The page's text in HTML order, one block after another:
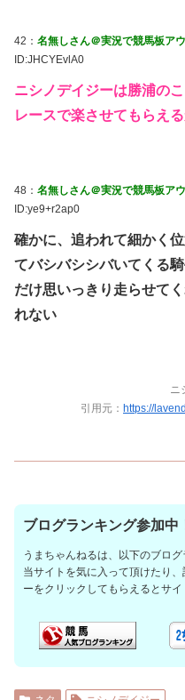
42： 名無しさん＠実況で競馬板ア
ID:JHCYEvlA0
ニシノデイジーは勝浦の
レースで楽させてもらえる
48： 名無しさん＠実況で競馬板ア
ID:ye9+r2ap0
確かに、追われて細かく
てバシバシシバいてくる
だけ思いっきり走らせて
れない
ニ
引用元： https://
ブログランキング参加中
うまちゃんねるは、以下のブロ
当サイトを気に入って頂けたり
ーをクリックしてもらえるとサイ